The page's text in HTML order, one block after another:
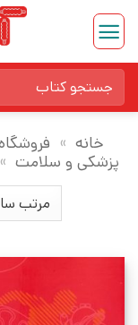
Skip
content
برای:
خانه »
پزشکی و سلامت »